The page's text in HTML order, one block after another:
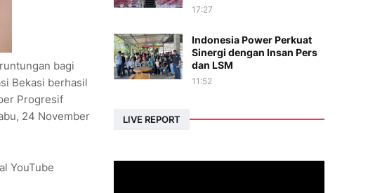
bagi
Bekasi berhasil
Progresif
24 November
YouTube
17:27
Indonesia Power Perkuat
Sinergi dengan Insan Pers
dan LSM
11:52
LIVE REPORT